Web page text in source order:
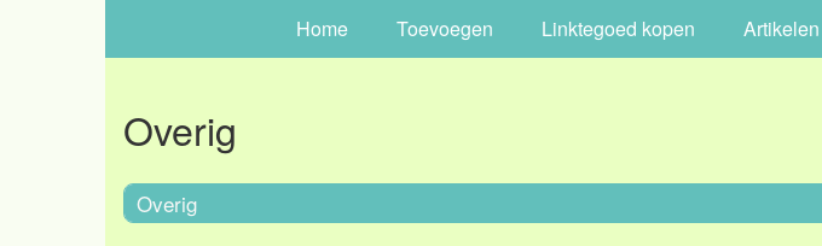
Home Toevoegen Linktegoed kopen Artikelen
Overig
Overig